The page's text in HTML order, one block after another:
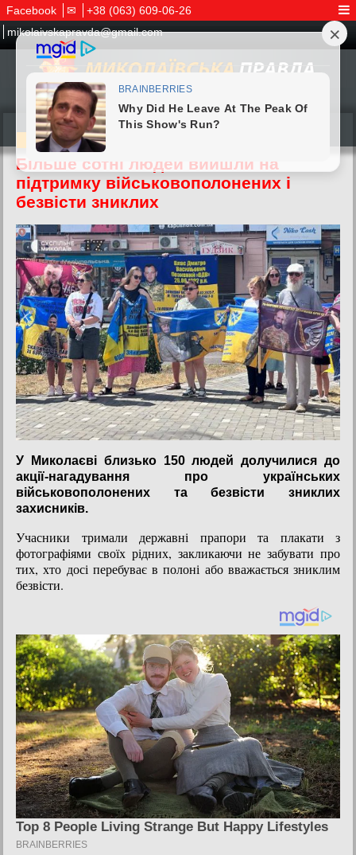
Facebook ✉
+38 (063) 609-06-26
mikolaivskapravda@gmail.com
05.07.2026
Більше сотні людей вийшли на
підтримку військовополонених і
безвісти зниклих
У Миколаєві близько 150 людей долучилися до
акції-нагадування про українських
військовополонених та безвісти зниклих
захисників.
Учасники тримали державні прапори та плакати з
фотографіями своїх рідних, закликаючи не забувати про
тих, хто досі перебуває в полоні або вважається зниклим
безвісти.